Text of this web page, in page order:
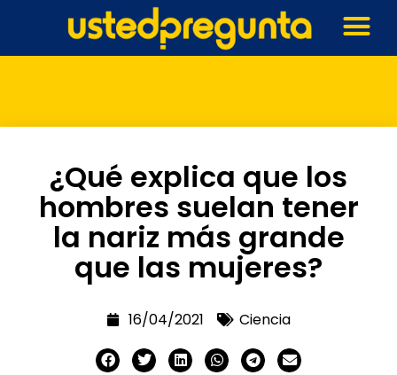
¿Qué explica que los
hombres suelan tener
la nariz más grande
que las mujeres?
16/04/2021 Ciencia